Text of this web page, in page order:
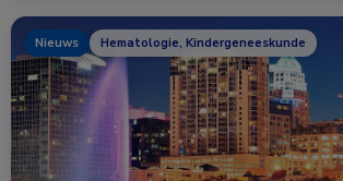
Nieuws Hematologie, Kindergeneeskunde